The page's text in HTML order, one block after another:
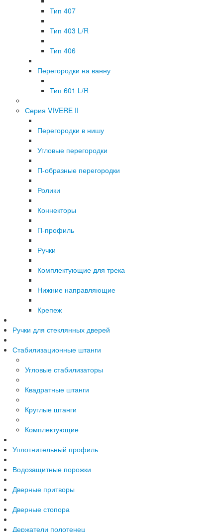
Тип 407
Тип 403 L/R
Тип 406
Перегородки на ванну
Тип 601 L/R
Серия VIVERE II
Перегородки в нишу
Угловые перегородки
П-образные перегородки
Ролики
Коннекторы
П-профиль
Ручки
Комплектующие для трека
Нижние направляющие
Крепеж
Ручки для стеклянных дверей
Стабилизационные штанги
Угловые стабилизаторы
Квадратные штанги
Круглые штанги
Комплектующие
Уплотнительный профиль
Водозащитные порожки
Дверные притворы
Дверные стопора
Держатели полотенец